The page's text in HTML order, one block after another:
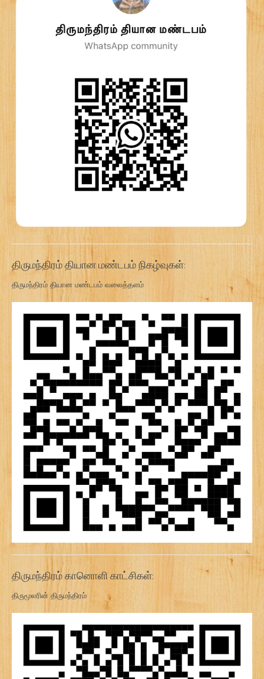
திருமந்திரம் தியான மண்டபம் நிகழ்வுகள்:
திருமந்திரம் தியான மண்டபம் வலைத்தளம்
திருமந்திரம் கானொளி காட்சிகள்:
திருமூலரின் திருமந்திரம்